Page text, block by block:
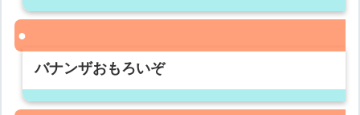
バナンザおもろいぞ